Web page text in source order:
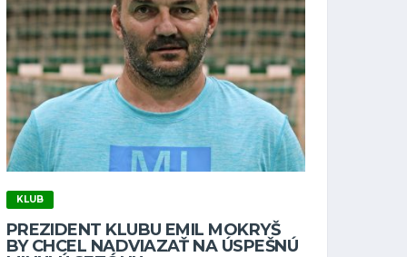
KLUB
PREZIDENT KLUBU EMIL MOKRYŠ
BY CHCEL NADVIAZAŤ NA ÚSPEŠNÚ